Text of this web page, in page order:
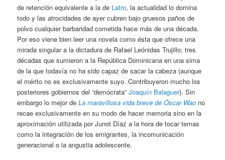
de retención equivalente a la de Latro, la actualidad lo domina
todo y las atrocidades de ayer cubren bajo gruesos paños de
polvo cualquier barbaridad cometida hace más de una década.
Por eso viene bien leer una novela como ésta que ofrece una
mirada singular a la dictadura de Rafael Leónidas Trujillo; tres
décadas que sumieron a la República Dominicana en una sima
de la que todavía no ha sido capaz de sacar la cabeza (aunque
el mérito no es exclusivamente suyo. Contribuyeron mucho los
posteriores gobiernos del “demócrata”Joaquín Balaguer). Sin
embargo lo mejor deLa maravillosa vida breve de Óscar Wao no
recae exclusivamente en su modo de hacer memoria sino en la
aproximación utilizada por Junot Díaz a la hora de tocar temas
como la integración de los emigrantes, la incomunicación
generacional o la angustia adolescente.